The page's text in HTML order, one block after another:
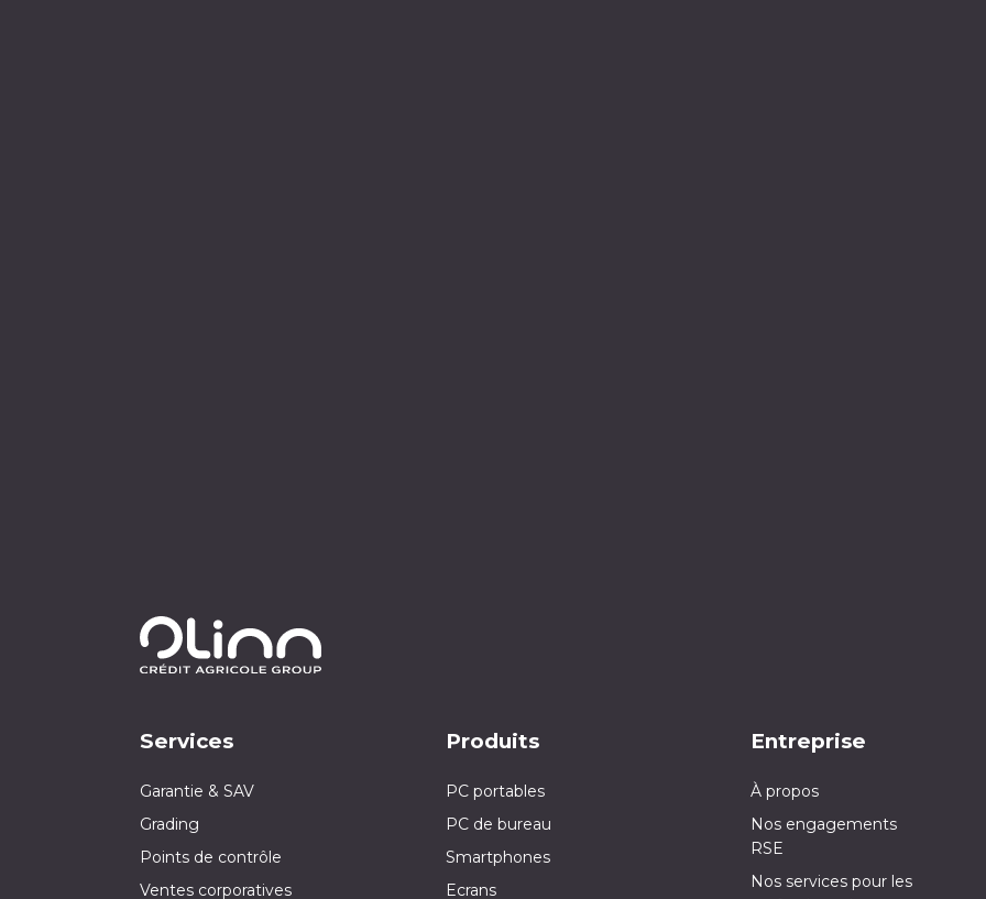
Services
Garantie & SAV
Grading
Points de contrôle
Ventes corporatives
Entreprise
À propos
Nos engagements
RSE
Nos services pour les
Produits
PC portables
PC de bureau
Smartphones
Ecrans